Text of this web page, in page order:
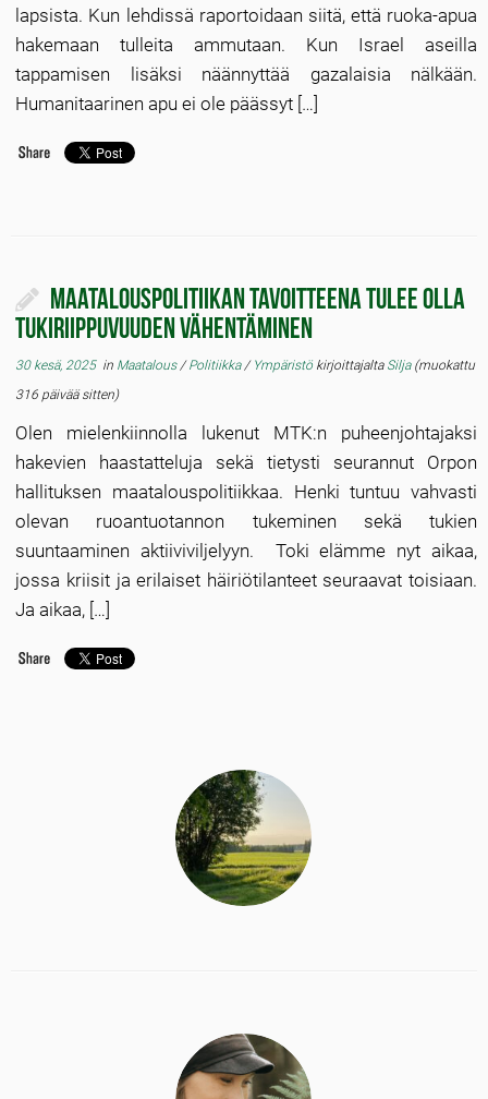
lapsista. Kun lehdissä raportoidaan siitä, että ruoka-apua
hakemaan tulleita ammutaan. Kun Israel aseilla
tappamisen lisäksi näännyttää gazalaisia nälkään.
Humanitaarinen apu ei ole päässyt […]
Maatalouspolitiikan tavoitteena tulee olla
tukiriippuvuuden vähentäminen
30 kesä, 2025in Maatalous/Politiikka/ Ympäristö kirjoittajalta Silja(muokattu
316 päivää sitten)
Olen mielenkiinnolla lukenut MTK:n puheenjohtajaksi
hakevien haastatteluja sekä tietysti seurannut Orpon
hallituksen maatalouspolitiikkaa. Henki tuntuu vahvasti
olevan ruoantuotannon tukeminen sekä tukien
suuntaaminen aktiiviviljelyyn. Toki elämme nyt aikaa,
jossa kriisit ja erilaiset häiriötilanteet seuraavat toisiaan.
Ja aikaa, […]